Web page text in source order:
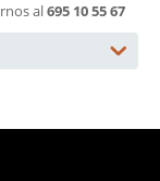
al695 10 55 67